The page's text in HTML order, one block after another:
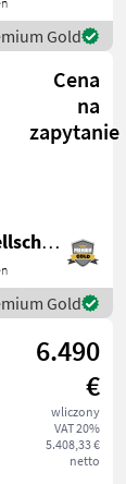
Gold
Cena
na
zapytanie
MAUCH Gesellschaft m.b.H. & Co.KG
Gold
6.490
€
wliczony
VAT 20%
5.408,33 €
netto